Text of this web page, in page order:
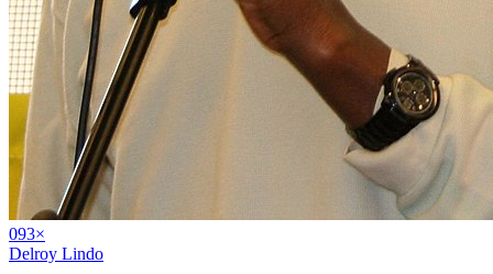
093×
Delroy Lindo